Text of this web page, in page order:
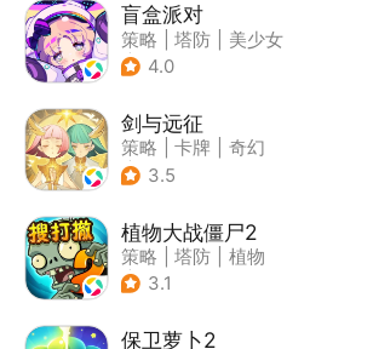
盲盒派对
策略 塔防
美少女
| 卡通
4.0
剑与远征
策略 卡牌
奇幻
| 动漫
3.5
植物大战僵尸2
策略 塔防
植物
| 植物大战僵尸
3.1
保卫萝卜2